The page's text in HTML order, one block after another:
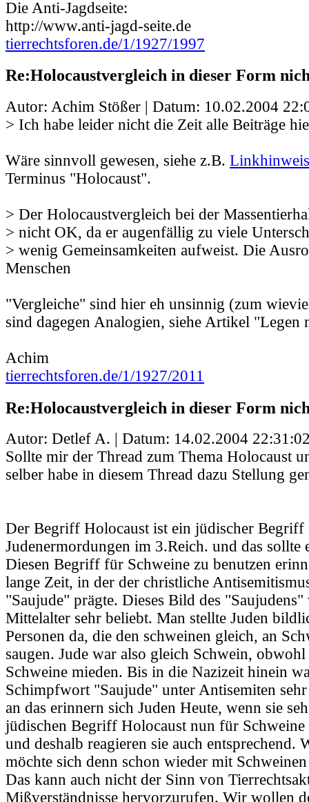
Die Anti-Jagdseite:
http://www.anti-jagd-seite.de
tierrechtsforen.de/1/1927/1997
Re:Holocaustvergleich in dieser Form
Autor: Achim Stößer | Datum: 10.02.2004
> Ich habe leider nicht die Zeit alle Beiträge
Wäre sinnvoll gewesen, siehe z.B.
Terminus "Holocaust".
> Der Holocaustvergleich bei der
> nicht OK, da er augenfällig zu viele
> wenig Gemeinsamkeiten aufweist. Die
Menschen
"Vergleiche" sind hier eh unsinnig (zum
sind dagegen Analogien, siehe Artikel "Legen
Achim
tierrechtsforen.de/1/1927/2011
Re:Holocaustvergleich in dieser Form
Autor: Detlef A. | Datum: 14.02.2004
Sollte mir der Thread zum Thema Holocaust
selber habe in diesem Thread dazu Stellung
Der Begriff Holocaust ist ein jüdischer Begriff
Judenermordungen im 3.Reich. und das sollte
Diesen Begriff für Schweine zu benutzen
lange Zeit, in der der christliche
"Saujude" prägte. Dieses Bild des
Mittelalter sehr beliebt. Man stellte Juden
Personen da, die den schweinen gleich, an
saugen. Jude war also gleich Schwein, obwohl
Schweine mieden. Bis in die Nazizeit hinein
Schimpfwort "Saujude" unter Antisemiten
an das erinnern sich Juden Heute, wenn sie
jüdischen Begriff Holocaust nun für Schweine
und deshalb reagieren sie auch entsprechend.
möchte sich denn schon wieder mit
Das kann auch nicht der Sinn von
Mißverständnisse hervorzurufen. Wir wollen